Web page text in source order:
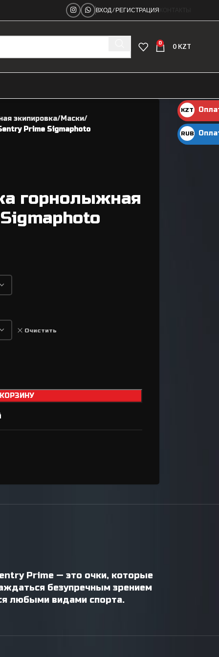
ВХОД / РЕГИСТРАЦИЯ
0 0 KZT
Ниппеля
Рамы велосипедные
Втулки
Манетки / Шифтеры
Велосипедные тормоза
Тормозные диски / Ротора
Тросики / Оболочки
экипировка Маски
Prime Sigmaphoto
горнолыжная
Очистить
Prime — это очки, которые
безупречным зрением
любыми видами спорта.
KZT
KZT
RUB
руб.